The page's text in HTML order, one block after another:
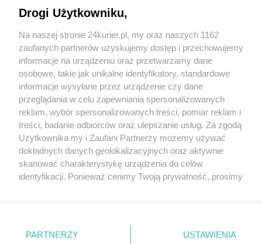
Zapamiętać?
Zaloguj
Zapomniałem hasła
Copyright © 2022 Kurier Szczeciński sp. z o.o.
Drogi Użytkowniku,
Na naszej stronie 24kurier.pl, my oraz naszych 1162
zaufanych partnerów uzyskujemy dostęp i przechowujemy
informacje na urządzeniu oraz przetwarzamy dane
osobowe, takie jak unikalne identyfikatory, standardowe
informacje wysyłane przez urządzenie czy dane
przeglądania w celu zapewniania spersonalizowanych
reklam, wybór spersonalizowanych treści, pomiar reklam i
treści, badanie odbiorców oraz ulepszanie usług. Za zgodą
Użytkownika my i Zaufani Partnerzy możemy używać
dokładnych danych geolokalizacyjnych oraz aktywnie
skanować charakterystykę urządzenia do celów
identyfikacji. Ponieważ cenimy Twoją prywatność, prosimy
prywatności znajdujący się w lewym dolnym rogu strony
. Niektóre rodzaje przetwarzania danych nie wymagają
PARTNERZY USTAWIENIA